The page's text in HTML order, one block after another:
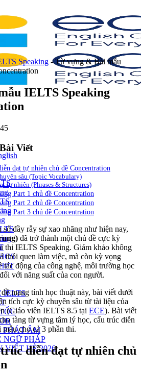
IELTS
PHÁT ÂM
NGỮ PHÁP
VIẾT HÈ 2026
Speaking -Từ vựng & Bài mẫu
IELTS Speaking
45
Viết
đạt tự nhiên chủ đề Concentration
sâu (Topic Vocabulary)
tự nhiên (Phrases & Structures)
Part 1 chủ đề Concentration
Part 2 chủ đề Concentration
Part 3 chủ đề Concentration
đầy rẫy sự xao nhãng như hiện nay,
đã trở thành một chủ đề cực kỳ
thi IELTS Speaking. Giám khảo không
thói quen làm việc, mà còn kỳ vọng
tác động của công nghệ, môi trường học
với năng suất của con người.
mang tính học thuật này, bài viết dưới
tích cực kỳ chuyên sâu từ tài liệu của
(Giáo viên IELTS 8.5 tại ECE). Bài viết
tàng từ vựng tâm lý học, cấu trúc diễn
cho cả 3 phần thi.
diễn đạt tự nhiên chủ